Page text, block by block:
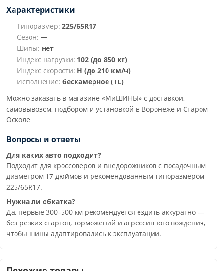
Характеристики
Типоразмер: 225/65R17
Сезон: —
Шипы: нет
Индекс нагрузки: 102 (до 850 кг)
Индекс скорости: H (до 210 км/ч)
Исполнение: бескамерное (TL)
Можно заказать в магазине «МиШИНЫ» с доставкой,
самовывозом, подбором и установкой в Воронеже и Старом
Осколе.
Вопросы и ответы
Для каких авто подходит?
Подходит для кроссоверов и внедорожников с посадочным
диаметром 17 дюймов и рекомендованным типоразмером
225/65R17.
Нужна ли обкатка?
Да, первые 300–500 км рекомендуется ездить аккуратно —
без резких стартов, торможений и агрессивного вождения,
чтобы шины адаптировались к эксплуатации.